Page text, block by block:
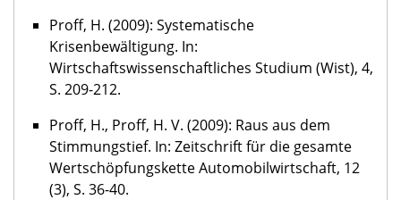
Proff, H. (2009): Systematische
Krisenbewältigung. In:
Wirtschaftswissenschaftliches Studium (Wist), 4,
S. 209-212.
Proff, H., Proff, H. V. (2009): Raus aus dem
Stimmungstief. In: Zeitschrift für die gesamte
Wertschöpfungskette Automobilwirtschaft, 12
(3), S. 36-40.